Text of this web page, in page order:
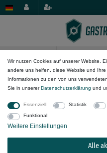
Mechanik-Komponenten Griffe
schwarz aus
Wir nutzen Cookies auf unserer Website.
andere uns helfen, diese Website und
Informationen zu den von uns
Sie in unsererDaten­schutz­erklärung und
Essenziell Statistik
Funktional
Weitere Einstellungen
Alle